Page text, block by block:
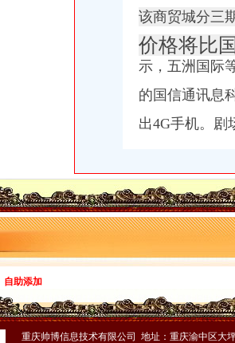
该商贸城分三
价格将比
示，五洲国际
的国信通讯息
出4G手机。
自助添加
重庆帅博信息技术有限公司 地址：重庆渝中区大